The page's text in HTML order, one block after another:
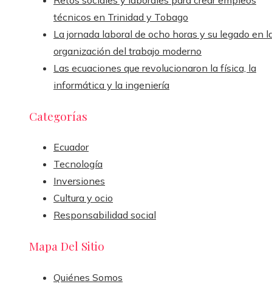
técnicos en Trinidad y Tobago
La jornada laboral de ocho horas y su legado en
organización del trabajo moderno
Las ecuaciones que revolucionaron la física, la
informática y la ingeniería
Categorías
Ecuador
Tecnología
Inversiones
Cultura y ocio
Responsabilidad social
Mapa Del Sitio
Quiénes Somos